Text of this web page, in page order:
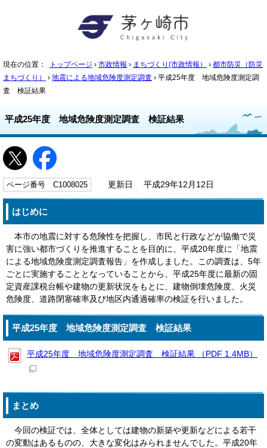
現在の位置： トップページ › 市政情報 › まちづくり(市政情報） › 都市防災（防災
まちづくり）
› 地震による地域危険度測定調査 › 平成25年度 地域危険度測定調
査 検証結果
平成25年度 地域危険度測定調査 検証結果
ページ番号 C1008025 更新日 平成29年12月12日
はじめに
本市の地震に対する危険性を把握し、市民と行政などが協働で災
害に強い都市づくりを推進することを目的に、平成20年度に「地震
による地域危険度測定調査報告」を作成しました。この調査は、5年
ごとに実施することとなっていることから、平成25年度に最新の固
定資産課税台帳や建物の更新状況をもとに、建物倒壊危険度、火災
危険度、道路閉塞確率及び地区内通過確率の検証を行いました。
平成25年度 地域危険度測定調査 検証結果
平成25年度 地域危険度測定調査 検証結果 （PDF 1.4MB）
まとめ
今回の検証では、全体としては建物の新築や更新などによる若干
の変動はあるものの、大きな変化はみられませんでした。平成20年